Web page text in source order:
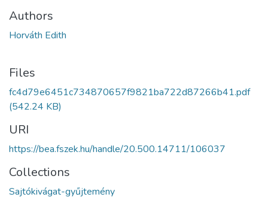
Authors
Horváth Edith
Files
fc4d79e6451c734870657f9821ba722d87266b41.pdf
(542.24 KB)
URI
https://bea.fszek.hu/handle/20.500.14711/106037
Collections
Sajtókivágat-gyűjtemény